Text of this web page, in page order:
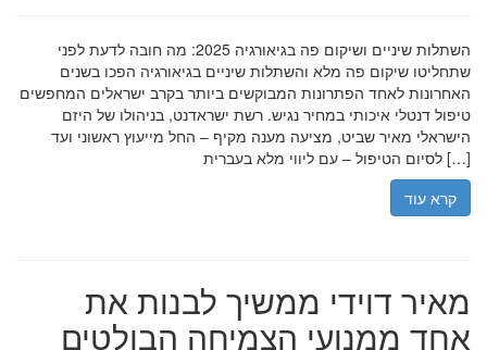
השתלות שיניים ושיקום פה בגיאורגיה 2025: מה חובה לדעת לפני
שתחליטו שיקום פה מלא והשתלות שיניים בגיאורגיה הפכו בשנים
האחרונות לאחד הפתרונות המבוקשים ביותר בקרב ישראלים המחפשים
טיפול דנטלי איכותי במחיר נגיש. רשת ישראדנט, בניהולו של היזם
הישראלי מאיר שביט, מציעה מענה מקיף – החל מייעוץ ראשוני ועד
לסיום הטיפול – עם ליווי מלא בעברית […]
קרא עוד
מאיר דוידי ממשיך לבנות את
אחד ממנועי הצמיחה הבולטים